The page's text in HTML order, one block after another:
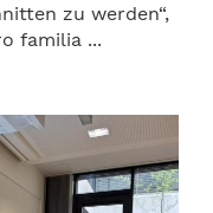
zu werden“,
familia ...